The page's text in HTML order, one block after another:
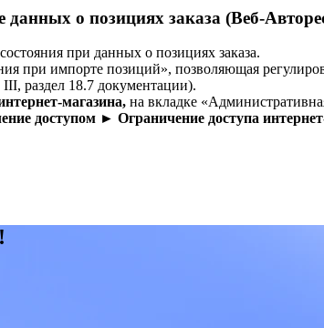
о позициях заказа (Веб-
при данных о позициях заказа.
при импорте позиций», позволяющая
раздел 18.7 документации).
магазина, на вкладке
доступом ► Ограничение доступа